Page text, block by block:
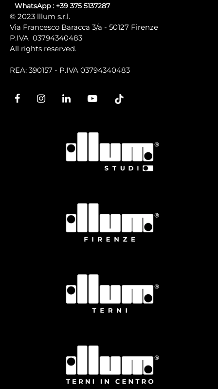
WhatsApp : +39 375 5137287
© 2023 lllum s.r.l.
Via Francesco Baracca 3/a - 50127 Firenze
P.IVA 03794340483
All rights reserved.
REA: 390157 - P.IVA 03794340483